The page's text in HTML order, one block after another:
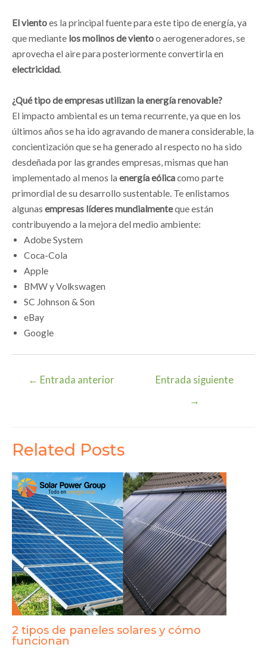
El vientoes la principal fuente para este tipo de energía, ya
que mediante los molinos de vientoo aerogeneradores, se
aprovecha el aire para posteriormente convertirla en
electricidad
¿Qué tipo de empresas utilizan la energía renovable?
El impacto ambiental es un tema recurrente, ya que en los
últimos años se ha ido agravando de manera considerable, la
concientización que se ha generado al respecto no ha sido
desdeñada por las grandes empresas, mismas que han
implementado al menos la energía eólicacomo parte
primordial de su desarrollo sustentable. Te enlistamos
algunas empresas líderes mundialmenteque están
contribuyendo a la mejora del medio ambiente:
Adobe System
Coca-Cola
Apple
BMW y Volkswagen
SC Johnson & Son
eBay
Google
Navegación
← Entrada anterior
Entrada siguiente
→
Related Posts
2 tipos de paneles solares y cómo
funcionan